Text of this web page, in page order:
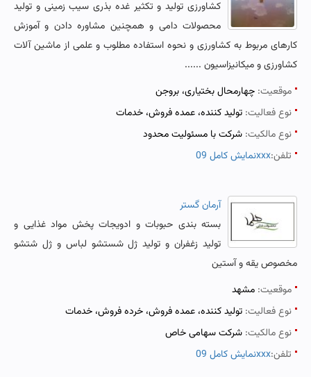
کشاورزی تولید و تکثیر غده بذری سیب زمینی و تولید
محصولات دامی و همچنین مشاوره دادن و آموزش
کارهای مربوط به کشاورزی و نحوه استفاده مطلوب و علمی از ماشین آلات
کشاورزی و میکانیزاسیون ......
موقعیت: چهارمحال بختیاری، بروجن
نوع فعالیت: تولید کننده، عمده فروش، خدمات
نوع مالکیت: شرکت با مسئولیت محدود
تلفن:نمایش کامل 09xxx
آرمان گستر
بسته بندی حبوبات و ادویجات پخش مواد غذایی و
تولید زغفران و تولید ژل شستشو لباس و ژل شتشو
مخصوص یقه و آستین
موقعیت: مشهد
نوع فعالیت: تولید کننده، عمده فروش، خرده فروش، خدمات
نوع مالکیت: شرکت سهامی خاص
تلفن:نمایش کامل 09xxx